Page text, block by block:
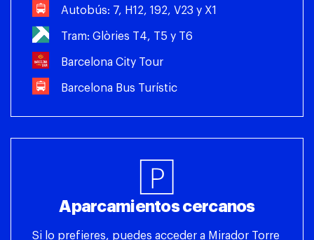
Autobús: 7, H12, 192, V23 y X1
Tram: Glòries T4, T5 y T6
Barcelona City Tour
Barcelona Bus Turístic
Aparcamientos cercanos
Si lo prefieres, puedes acceder a Mirador Torre